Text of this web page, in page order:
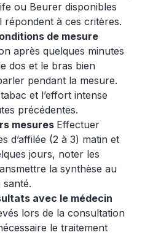
ou Beurer disponibles
répondent à ces critères.
de mesure
après quelques minutes
dos et le bras bien
pendant la mesure.
et l’effort intense
précédentes.
mesures Effectuer
d’affilée (2 à 3) matin et
jours, noter les
la synthèse au
avec le médecin
lors de la consultation
le traitement